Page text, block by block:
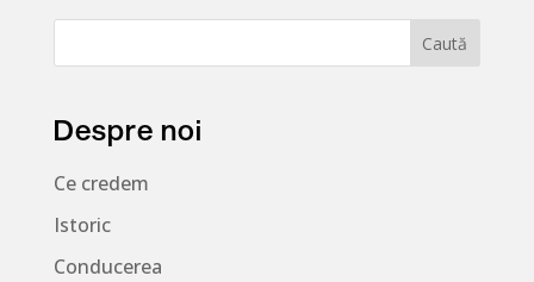
Despre noi
Ce credem
Istoric
Conducerea